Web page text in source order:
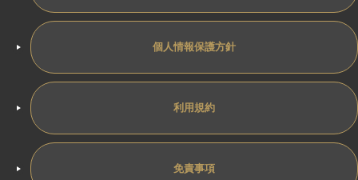
個人情報保護方針
利用規約
免責事項